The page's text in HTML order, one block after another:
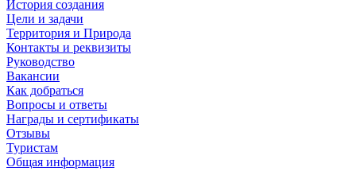
История создания
Цели и задачи
Территория и Природа
Контакты и реквизиты
Руководство
Вакансии
Как добраться
Вопросы и ответы
Награды и сертификаты
Отзывы
Туристам
Общая информация